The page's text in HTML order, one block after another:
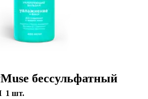
бессульфатный
1 шт.